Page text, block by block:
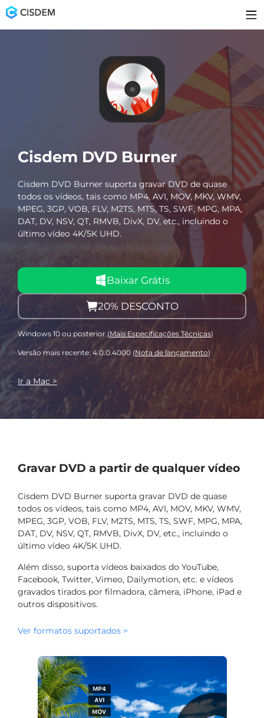
Cisdem DVD Burner
Cisdem DVD Burner suporta gravar DVD de quase
todos os vídeos, tais como MP4, AVI, MOV, MKV, WMV,
MPEG, 3GP, VOB, FLV, M2TS, MTS, TS, SWF, MPG, MPA,
DAT, DV, NSV, QT, RMVB, DivX, DV, etc., incluindo o
último vídeo 4K/5K UHD.
Baixar Grátis
20% DESCONTO
Windows 10 ou posterior (Mais Especificações Técnicas)
Versão mais recente: 4.0.0.4000 (Nota de lançamento)
Ir a Mac >
Gravar DVD a partir de qualquer vídeo
Cisdem DVD Burner suporta gravar DVD de quase
todos os vídeos, tais como MP4, AVI, MOV, MKV, WMV,
MPEG, 3GP, VOB, FLV, M2TS, MTS, TS, SWF, MPG, MPA,
DAT, DV, NSV, QT, RMVB, DivX, DV, etc., incluindo o
último vídeo 4K/5K UHD.
Além disso, suporta vídeos baixados do YouTube,
Facebook, Twitter, Vimeo, Dailymotion, etc. e vídeos
gravados tirados por filmadora, câmera, iPhone, iPad e
outros dispositivos.
Ver formatos suportados >